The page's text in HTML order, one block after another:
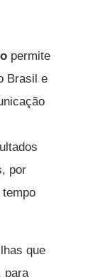
permite
Brasil e
por
que
para